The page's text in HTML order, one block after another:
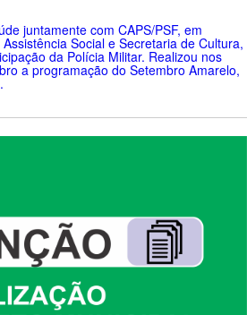
juntamente com CAPS/PSF, em
Social e Secretaria de Cultura,
da Polícia Militar. Realizou nos
a programação do Setembro Amarelo,